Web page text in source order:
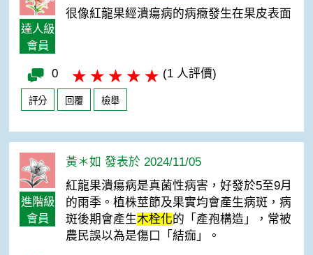
達人級
會員
很像紅龍果經潰瘍病的病癥發生在果皮表面
0 (1 人評價)
評分 回覆 檢舉
進階級
會員
黃＊如 發表於 2024/11/05
紅龍果潰瘍病是真菌性病害，好發於5至9月
的雨季。植株莖節及果實均會產生病斑，病
斑後期會產生木栓化的「產孢構造」，常被
農民誤以為是傷口「結痂」。